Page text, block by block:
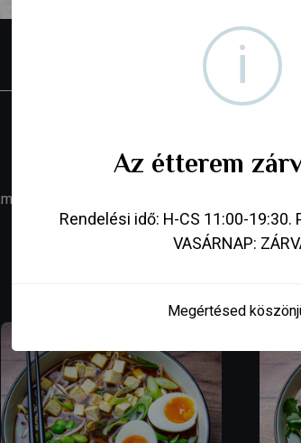
erős,pikáns és savanykás is egyszerre,
i
Az étterem
Rendelési idő: H-CS 11:00-19:30.
VASÁRNAP:
Megértésed